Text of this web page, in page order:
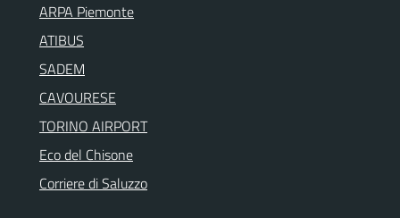
ARPA Piemonte
ATIBUS
SADEM
CAVOURESE
TORINO AIRPORT
Eco del Chisone
Corriere di Saluzzo